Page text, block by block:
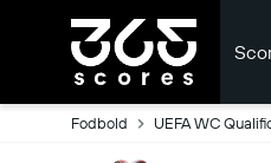
Fodbold UEFA WC